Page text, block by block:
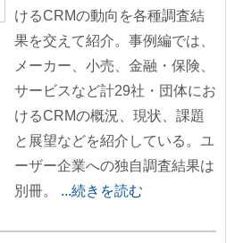
けるCRMの動向を各種調査結
果を交えて紹介。事例編では、
メーカー、小売、金融・保険、
サービスなど計29社・団体にお
けるCRMの概況、現状、課題
と展望などを紹介している。ユ
ーザー企業への独自調査結果は
別冊。
...続きを読む